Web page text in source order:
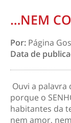
…NEM
Por: Página
Data de
Ouvi a palavra
porque o
habitantes da
nem amor,